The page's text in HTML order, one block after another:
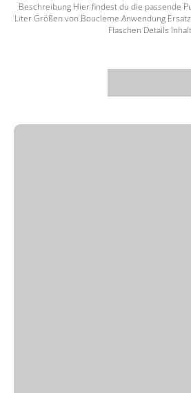
Beschreibung Hier findest du die passende
Liter Größen von Boucleme Anwendung
Flaschen Details